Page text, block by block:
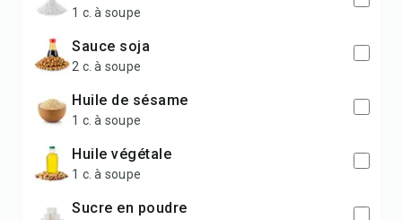
1 c. à soupe
sauce soja
2 c. à soupe
huile de sésame
1 c. à soupe
huile végétale
1 c. à soupe
sucre en poudre